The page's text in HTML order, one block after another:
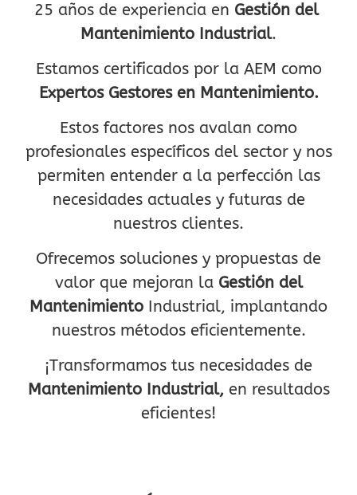
25 años de experiencia en Gestión del
Mantenimiento Industrial.
Estamos certificados por la AEM como
Expertos Gestores en Mantenimiento.
Estos factores nos avalan como
profesionales específicos del sector y nos
permiten entender a la perfección las
necesidades actuales y futuras de
nuestros clientes.
Ofrecemos soluciones y propuestas de
valor que mejoran la Gestión del
Mantenimiento Industrial, implantando
nuestros métodos eficientemente.
¡Transformamos tus necesidades de
Mantenimiento Industrial,en resultados
eficientes!